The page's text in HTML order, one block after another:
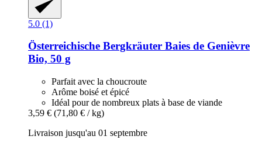
5.0 (1)
Österreichische Bergkräuter Baies de Genièvre
Bio, 50 g
Parfait avec la choucroute
Arôme boisé et épicé
Idéal pour de nombreux plats à base de viande
3,59 € (71,80 € / kg)
Livraison jusqu'au 01 septembre